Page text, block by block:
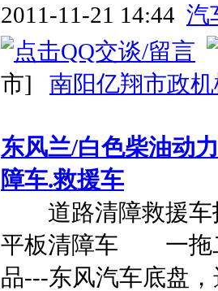
2011-11-21 14:44 汽
市] 南阳亿翔市政
东风兰/白色柴油动
障车.救援车
道路清障救援车
平板清障车 一拖
品---东风汽车底盘